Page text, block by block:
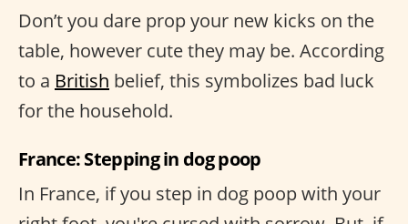
Don’t you dare prop your new kicks on the
table, however cute they may be. According
to a British belief, this symbolizes bad luck
for the household.
France: Stepping in dog poop
In France, if you step in dog poop with your